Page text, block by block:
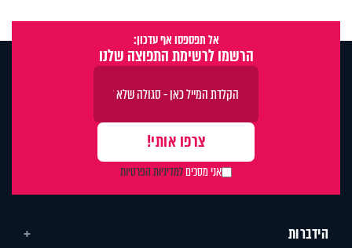
אל תפספסו אף עדכון:
הרשמו לרשימת התפוצה שלנו
אני מסכיםלמדיניות הפרטיות
הידברות